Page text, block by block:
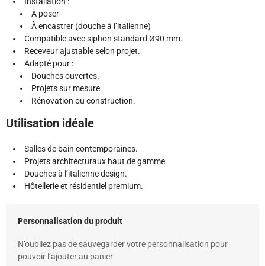
À poser
À encastrer (douche à l’italienne)
Compatible avec siphon standard Ø90 mm.
Receveur ajustable selon projet.
Adapté pour :
Douches ouvertes.
Projets sur mesure.
Rénovation ou construction.
Utilisation idéale
Salles de bain contemporaines.
Projets architecturaux haut de gamme.
Douches à l’italienne design.
Hôtellerie et résidentiel premium.
Personnalisation du produit
N’oubliez pas de sauvegarder votre personnalisation pour
pouvoir l’ajouter au panier